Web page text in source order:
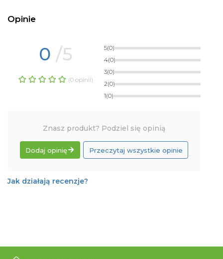
Opinie
0 /5
(0 opinii)
5(0)
4(0)
3(0)
2(0)
1(0)
Znasz produkt? Podziel się opinią
Dodaj opinię Przeczytaj wszystkie opinie
Jak działają recenzje?